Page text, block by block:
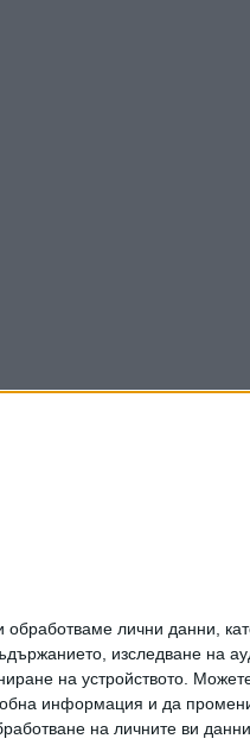
лични данни,
изследване на
на устройството.
информация и да
на личните ви